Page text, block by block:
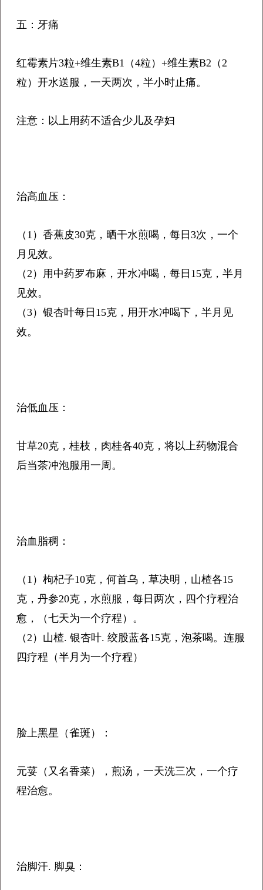
五：牙痛
红霉素片3粒+维生素B1（4粒）+维生素B2（2
粒）开水送服，一天两次，半小时止痛。
注意：以上用药不适合少儿及孕妇
治高血压：
（1）香蕉皮30克，晒干水煎喝，每日3次，一个
月见效。
（2）用中药罗布麻，开水冲喝，每日15克，半月
见效。
（3）银杏叶每日15克，用开水冲喝下，半月见
效。
治低血压：
甘草20克，桂枝，肉桂各40克，将以上药物混合
后当茶冲泡服用一周。
治血脂稠：
（1）枸杞子10克，何首乌，草决明，山楂各15
克，丹参20克，水煎服，每日两次，四个疗程治
愈，（七天为一个疗程）。
（2）山楂. 银杏叶. 绞股蓝各15克，泡茶喝。连服
四疗程（半月为一个疗程）
脸上黑星（雀斑）：
元荽（又名香菜），煎汤，一天洗三次，一个疗
程治愈。
治脚汗. 脚臭：